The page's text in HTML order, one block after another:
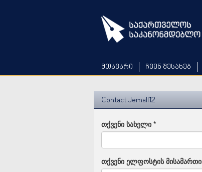
მთავარი ჩვენ შესახებ
Contact Jemall12
თქვენი სახელი *
თქვენი ელფოსტის მისამართი